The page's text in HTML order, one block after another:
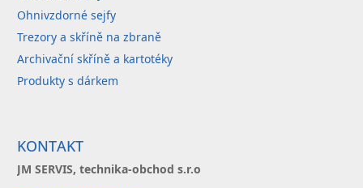
Ohnivzdorné sejfy
Trezory a skříně na zbraně
Archivační skříně a kartotéky
Produkty s dárkem
KONTAKT
JM SERVIS, technika-obchod s.r.o